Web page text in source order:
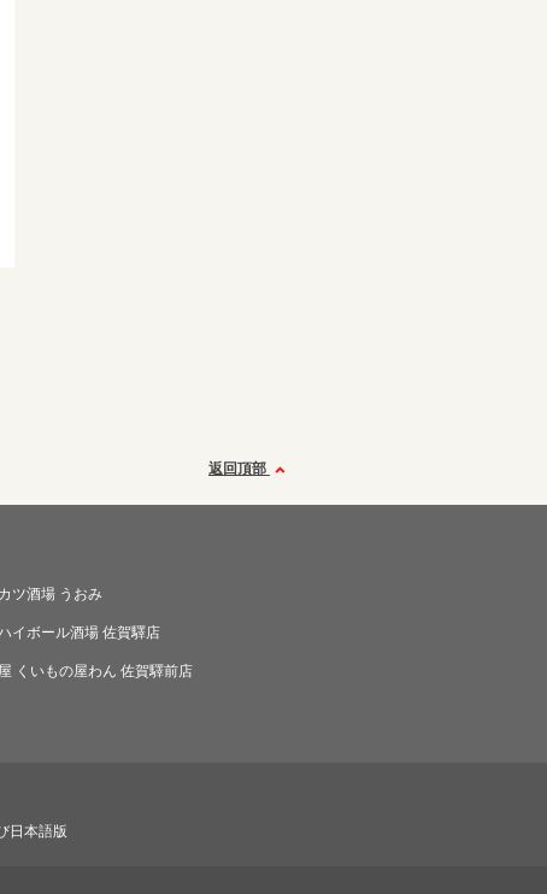
返回頂部
ツ酒場 うおみ
イボール酒場 佐賀驛店
くいもの屋わん 佐賀驛前店
日本語版